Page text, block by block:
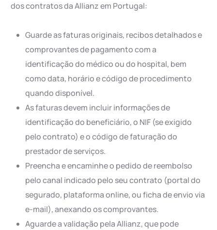
dos contratos da Allianz em Portugal:
Guarde as faturas originais, recibos detalhados e
comprovantes de pagamento com a
identificação do médico ou do hospital, bem
como data, horário e código de procedimento
quando disponível.
As faturas devem incluir informações de
identificação do beneficiário, o NIF (se exigido
pelo contrato) e o código de faturação do
prestador de serviços.
Preencha e encaminhe o pedido de reembolso
pelo canal indicado pelo seu contrato (portal do
segurado, plataforma online, ou ficha de envio via
e-mail), anexando os comprovantes.
Aguarde a validação pela Allianz, que pode